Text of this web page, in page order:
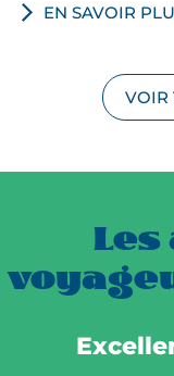
EN SAVOIR
VOIR
Les